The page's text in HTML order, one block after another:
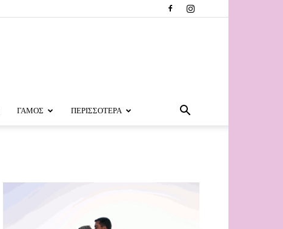
ΓΑΜΟΣ ΠΕΡΙΣΣΟΤΕΡΑ